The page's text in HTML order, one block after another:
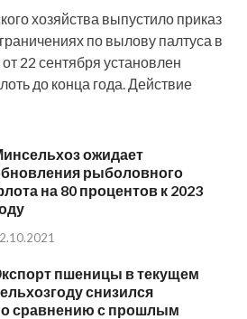
хозяйства выпустило приказ
по вылову палтуса в
22 сентября установлен
до конца года. Действие
ожидает
рыболовного
на 80 процентов к 2023
пшеницы в текущем
снизился
сравнению с прошлым